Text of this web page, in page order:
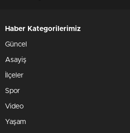
Haber Kategorilerimiz
Güncel
Asayiş
İlçeler
Spor
Video
Yaşam